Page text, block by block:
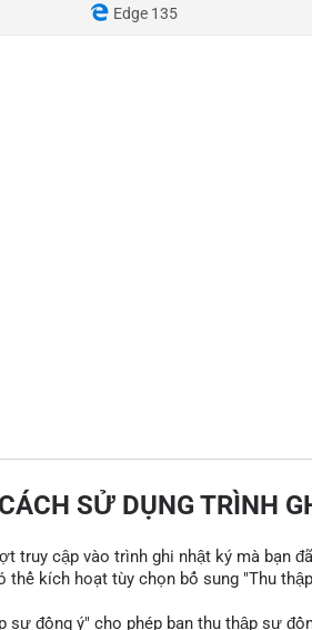
Edge 135
CÁCH SỬ DỤNG TRÌNH
truy cập vào trình ghi nhật ký mà bạn
kích hoạt tùy chọn bổ sung "Thu
sự đồng ý" cho phép bạn thu thập sự